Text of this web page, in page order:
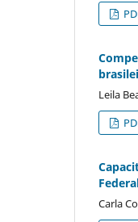
Leila
Carla